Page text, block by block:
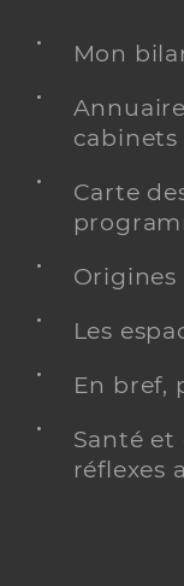
Mon
cabinets
Carte
Origines
Les
En bref,
Santé et
réflexes